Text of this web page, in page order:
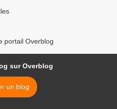
portail Overblog
sur Overblog
un blog